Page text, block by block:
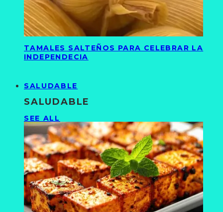
TAMALES SALTEÑOS PARA CELEBRAR LA
INDEPENDECIA
SALUDABLE
SALUDABLE
SEE ALL